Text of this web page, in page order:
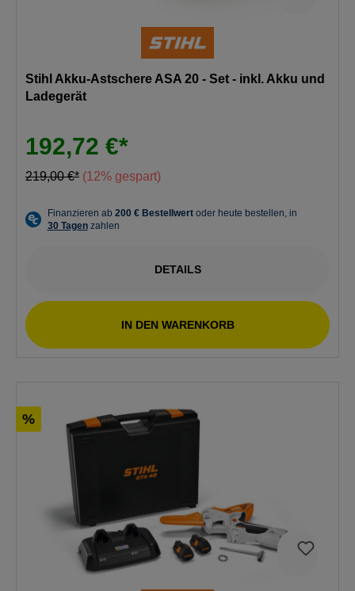
Stihl Akku-Astschere ASA 20 - Set - inkl. Akku und
Ladegerät
192,72 €*
219,00 €* (12% gespart)
DETAILS
IN DEN WARENKORB
%